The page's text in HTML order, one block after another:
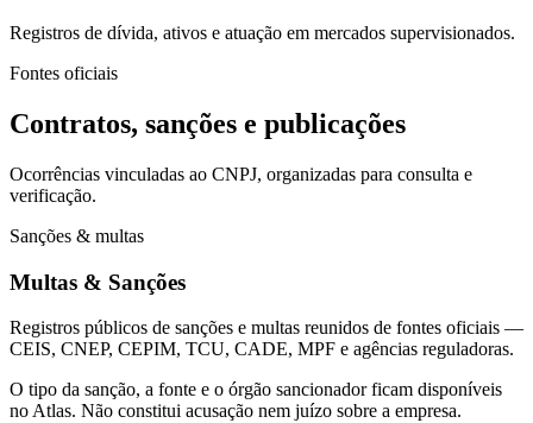
Registros de dívida, ativos e atuação em mercados supervisionados.
Fontes oficiais
Contratos, sanções e publicações
Ocorrências vinculadas ao CNPJ, organizadas para consulta e
verificação.
Sanções & multas
Multas & Sanções
Registros públicos de sanções e multas reunidos de fontes oficiais —
CEIS, CNEP, CEPIM, TCU, CADE, MPF e agências reguladoras.
O tipo da sanção, a fonte e o órgão sancionador ficam disponíveis
no Atlas. Não constitui acusação nem juízo sobre a empresa.